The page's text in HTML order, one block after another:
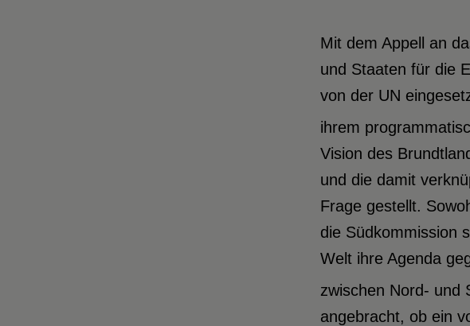
Mit dem Appell an
und Staaten für die
von der UN
ihrem
Vision des
und die damit
Frage gestellt.
die Südkommission
Welt ihre Agenda
zwischen Nord- und
angebracht, ob ein